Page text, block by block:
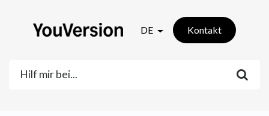
DE Kontakt